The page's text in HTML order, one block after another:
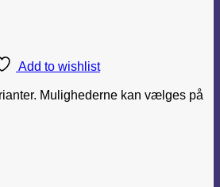
Add to wishlist
Mulighederne kan vælges på